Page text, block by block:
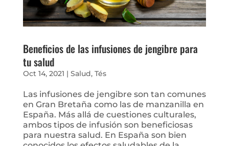
Beneficios de las infusiones de jengibre para
tu salud
Oct 14, 2021 | Salud, Tés
Las infusiones de jengibre son tan comunes
en Gran Bretaña como las de manzanilla en
España. Más allá de cuestiones culturales,
ambos tipos de infusión son beneficiosas
para nuestra salud. En España son bien